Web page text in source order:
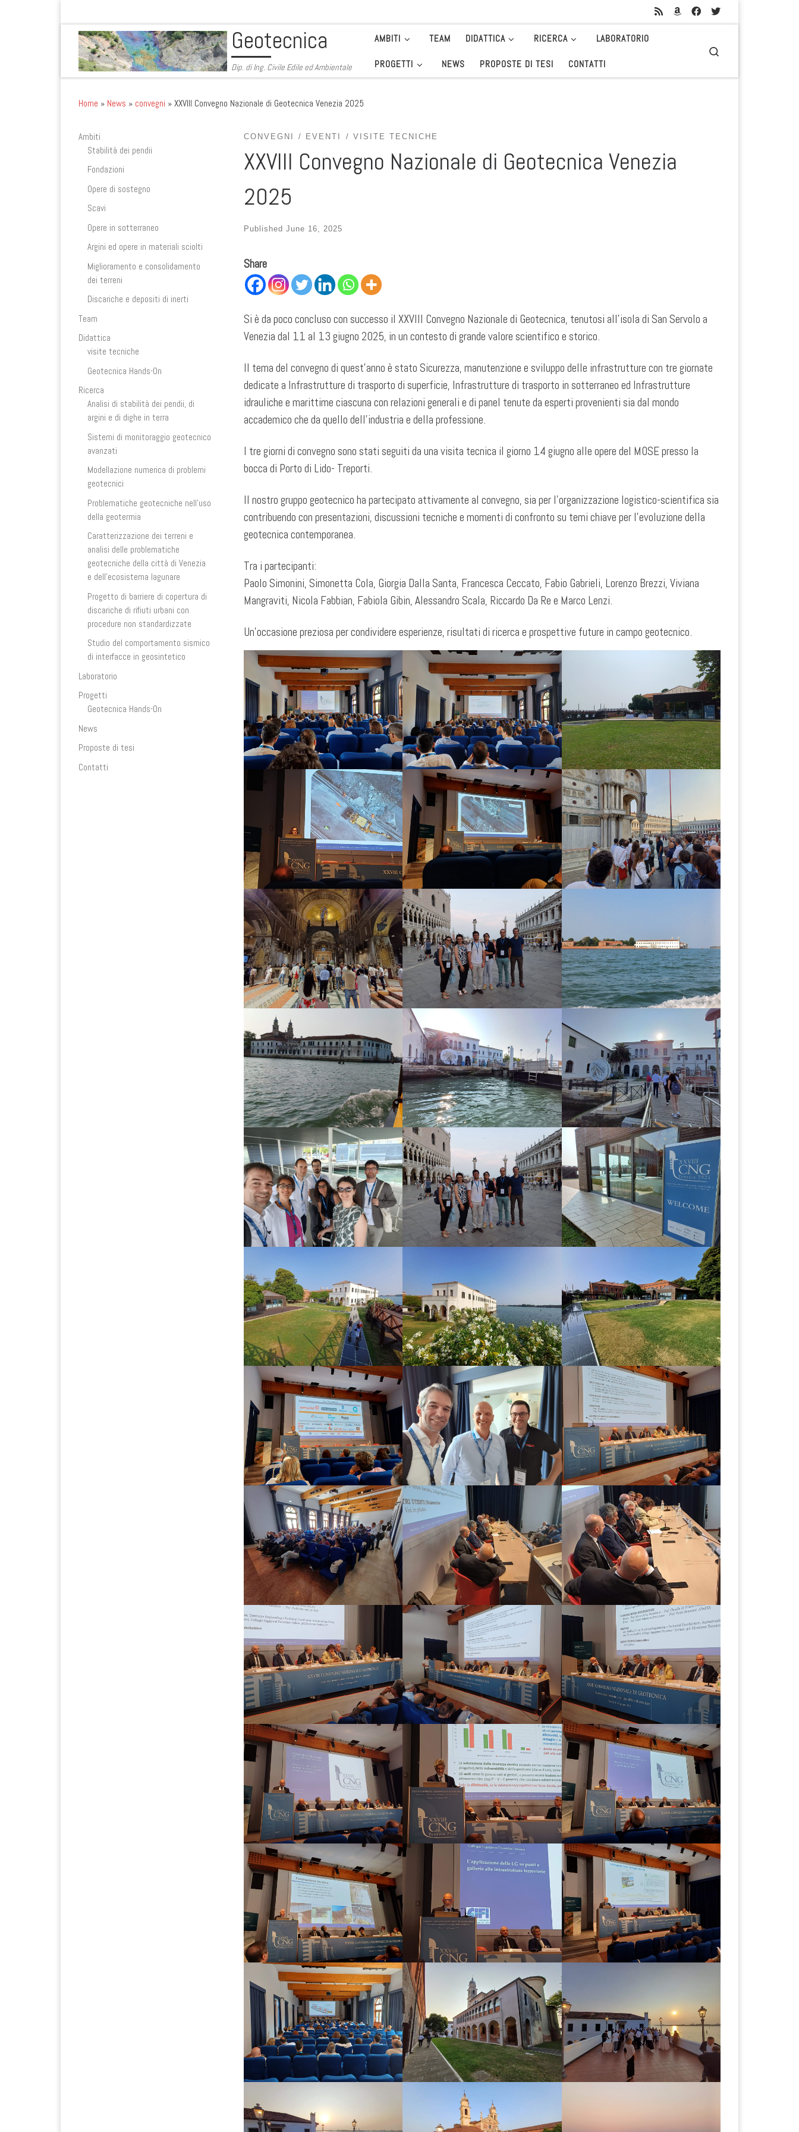
Geotecnica
Dip. di Ing. Civile Edile ed Ambientale
AMBITI TEAM DIDATTICA RICERCA LABORATORIO
PROGETTI NEWS PROPOSTE DI TESI CONTATTI
Home » News » convegni » XXVIII Convegno Nazionale di Geotecnica Venezia 2025
CONVEGNI EVENTI VISITE TECNICHE
XXVIII Convegno Nazionale di Geotecnica Venezia
2025
Published June 16, 2025
Share
Si è da poco concluso con successo il XXVIII Convegno Nazionale di Geotecnica, tenutosi all’isola di San Servolo a
Venezia dal 11 al 13 giugno 2025, in un contesto di grande valore scientifico e storico.
Il tema del convegno di quest’anno è stato Sicurezza, manutenzione e sviluppo delle infrastrutture con tre giornate
dedicate a Infrastrutture di trasporto di superficie, Infrastrutture di trasporto in sotterraneo ed Infrastrutture
idrauliche e marittime ciascuna con relazioni generali e di panel tenute da esperti provenienti sia dal mondo
accademico che da quello dell’industria e della professione.
I tre giorni di convegno sono stati seguiti da una visita tecnica il giorno 14 giugno alle opere del MOSE presso la
bocca di Porto di Lido- Treporti.
Il nostro gruppo geotecnico ha partecipato attivamente al convegno, sia per l’organizzazione logistico-scientifica sia
contribuendo con presentazioni, discussioni tecniche e momenti di confronto su temi chiave per l’evoluzione della
geotecnica contemporanea.
Tra i partecipanti:
Paolo Simonini, Simonetta Cola, Giorgia Dalla Santa, Francesca Ceccato, Fabio Gabrieli, Lorenzo Brezzi, Viviana
Mangraviti, Nicola Fabbian, Fabiola Gibin, Alessandro Scala, Riccardo Da Re e Marco Lenzi.
Un’occasione preziosa per condividere esperienze, risultati di ricerca e prospettive future in campo geotecnico.
Ambiti
Stabilità dei pendii
Fondazioni
Opere di sostegno
Scavi
Opere in sotterraneo
Argini ed opere in materiali sciolti
Miglioramento e consolidamento
dei terreni
Discariche e depositi di inerti
Team
Didattica
visite tecniche
Geotecnica Hands-On
Ricerca
Analisi di stabilità dei pendii, di
argini e di dighe in terra
Sistemi di monitoraggio geotecnico
avanzati
Modellazione numerica di problemi
geotecnici
Problematiche geotecniche nell’uso
della geotermia
Caratterizzazione dei terreni e
analisi delle problematiche
geotecniche della città di Venezia
e dell’ecosistema lagunare
Progetto di barriere di copertura di
discariche di rifiuti urbani con
procedure non standardizzate
Studio del comportamento sismico
di interfacce in geosintetico
Laboratorio
Progetti
Geotecnica Hands-On
News
Proposte di tesi
Contatti